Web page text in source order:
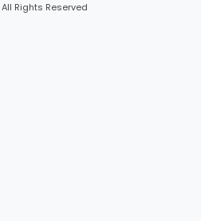
All Rights Reserved